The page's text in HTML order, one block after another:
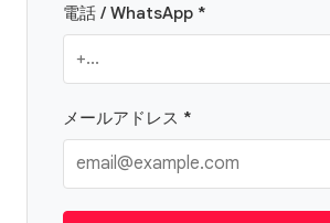
電話 / WhatsApp *
メールアドレス *